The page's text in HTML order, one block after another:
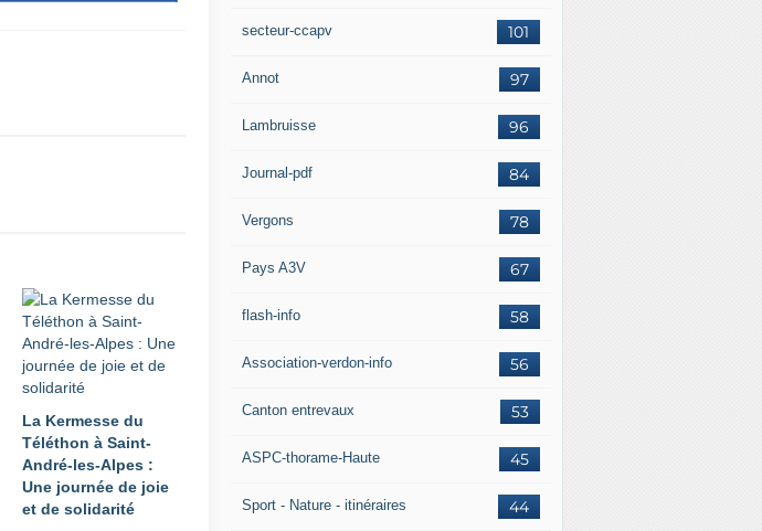
La Kermesse du
Téléthon à Saint-
André-les-Alpes :
Une journée de joie
et de solidarité
101
secteur-ccapv
97
Annot
96
Lambruisse
84
Journal-pdf
78
Vergons
67
Pays A3V
58
flash-info
56
Association-verdon-info
53
Canton entrevaux
45
ASPC-thorame-Haute
44
Sport - Nature - itinéraires